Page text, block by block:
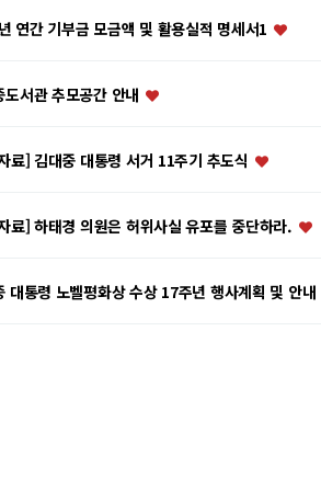
연간 기부금 모금액 및 활용실적 명세서1
도서관 추모공간 안내
료] 김대중 대통령 서거 11주기 추도식
료] 하태경 의원은 허위사실 유포를 중단하라.
대통령 노벨평화상 수상 17주년 행사계획 및 안내